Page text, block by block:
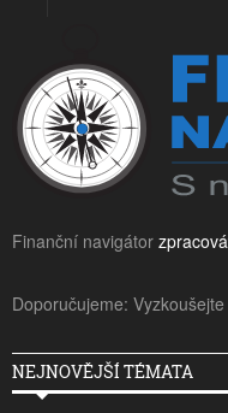
Finanční navigátor
Doporučujeme: Vyzkoušejte
NEJNOVĚJŠÍ TÉMATA